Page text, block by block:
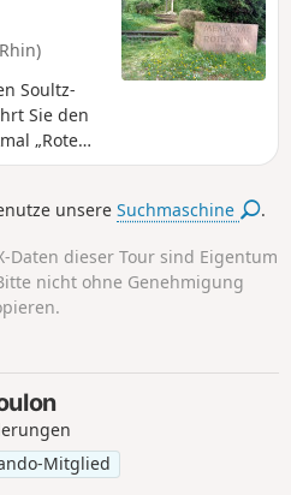
Soultz-
Sie den
„Rote
von
zum
des
unsereSuchmaschine .
Daten dieser Tour sind Eigentum
nicht ohne Genehmigung
Mitglied